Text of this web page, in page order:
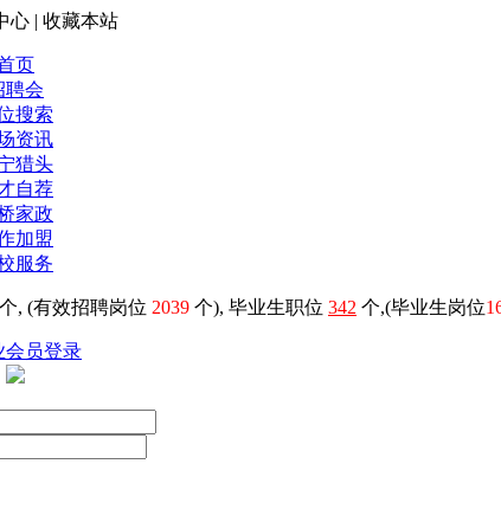
心 | 收藏本站
页
聘会
搜索
资讯
猎头
自荐
家政
加盟
服务
个, (有效招聘岗位 2039 个), 毕业生职位 342 个,(毕业生岗位